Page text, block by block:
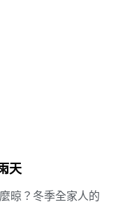
天
晾？冬季全家人的